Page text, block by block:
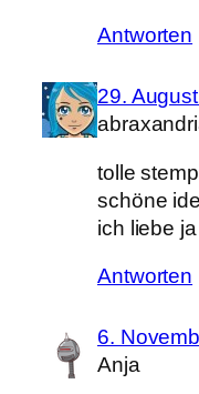
Antworten
29.
tolle
schöne
ich liebe
Antworten
6.
Anja